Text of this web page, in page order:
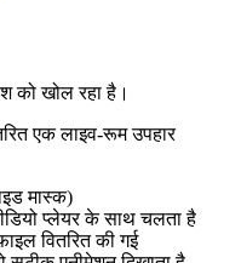
को खोल रहा है।
एक लाइव-रूम उपहार
मास्क)
प्लेयर के साथ चलता है
वितरित की गई